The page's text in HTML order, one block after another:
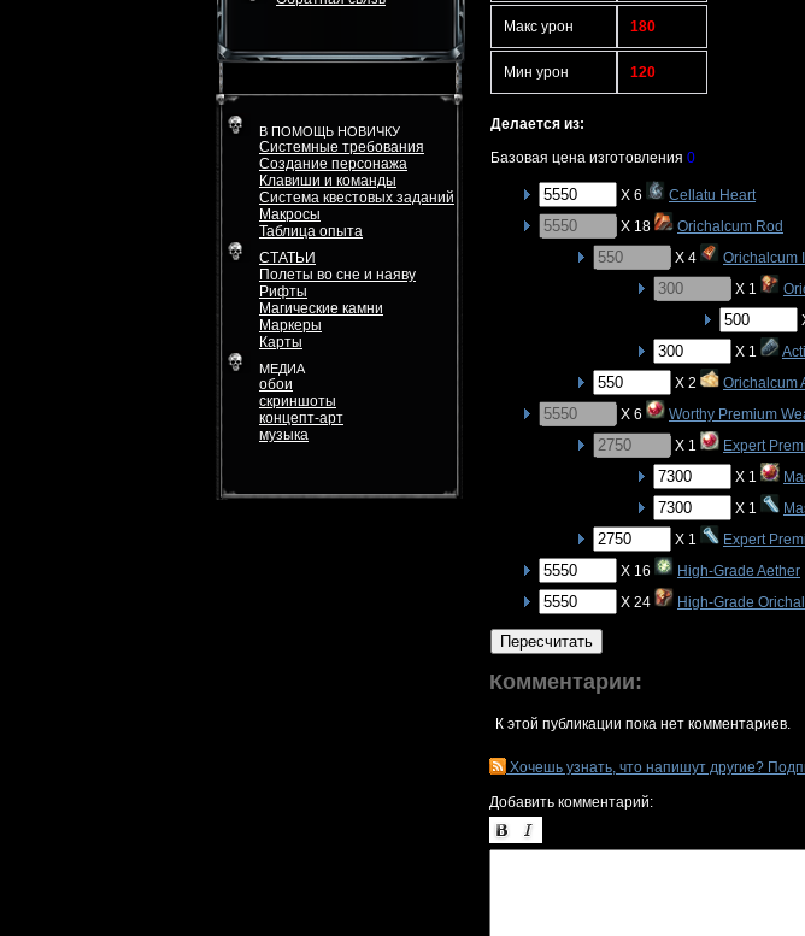
В ПОМОЩЬ НОВИЧКУ
Системные требования
Создание персонажа
Клавиши и команды
Система квестовых заданий
Макросы
Таблица опыта
СТАТЬИ
Полеты во сне и наяву
Рифты
Магические камни
Маркеры
Карты
МЕДИА
обои
скриншоты
концепт-арт
музыка
Макс урон 180
Мин урон 120
Делается из:
Базовая цена изготовления 0
X 6
Cellatu Heart
X 18
Orichalcum Rod
X 4
Orichalcum
X 1
X 1
X 2
Orichalcum
X 6
Worthy Premium
X 1
Expert
X 1
X 1
X 1
Expert
X 16
High-Grade Aether
X 24
High-Grade
Пересчитать
Комментарии:
К этой публикации пока нет комментариев.
Хочешь узнать, что напишут другие?
Добавить комментарий: